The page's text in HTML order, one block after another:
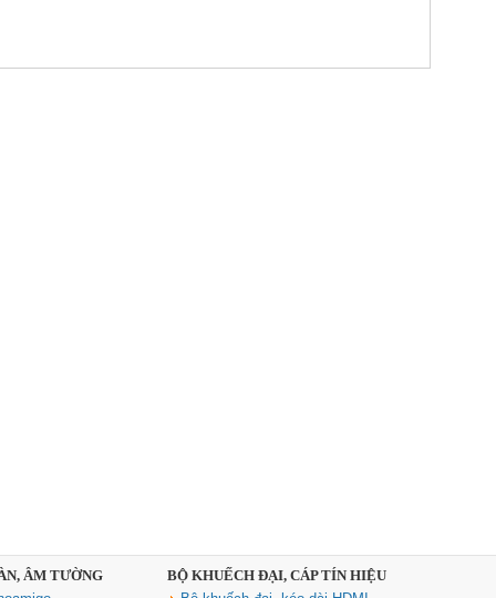
ÂM TƯỜNG
BỘ KHUẾCH ĐẠI, CÁP TÍN HIỆU